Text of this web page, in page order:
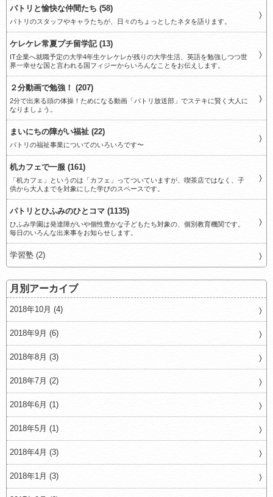
パトリと愉快な仲間たち (58)
パトリのスタッフやキャラたちが、日々のちょっとしたネタを語ります。
ケレケレ常夏プチ留学記 (13)
IT企業へ就職予定の大学4年生ケレケレが残りの大学生活、英語を勉強しつつ世
界一幸せな国と言われる国フィジーからいろんなことをお伝えします。
２分動画で勉強！ (207)
2分で出来る頭の体操！ためになる動画「パトリ放送部」でステキに賢く大人に
なりましょう。
まいにちの障がい福祉 (22)
パトリの福祉事業についてのいろいろです〜
机カフェで一服 (161)
「机カフェ」というのは「カフェ」ってついていますが、喫茶店ではなく、子
供から大人までを対象にした学びのスペースです。
パトリとひふみのひとコマ (1135)
ひふみ学園は発達障がいや個性豊かな子どもたち対象の、個別教育機関です。
毎日のいろんな出来事をお知らせします。
学習塾 (2)
月別アーカイブ
2018年10月 (4)
2018年9月 (6)
2018年8月 (3)
2018年7月 (2)
2018年6月 (1)
2018年5月 (1)
2018年4月 (3)
2018年1月 (3)